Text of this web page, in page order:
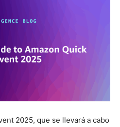
2025, que se llevará a cabo